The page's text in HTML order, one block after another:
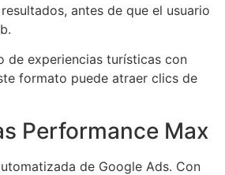
antes de que el usuario
de experiencias turísticas con
formato puede atraer clics de
Performance Max
de Google Ads. Con